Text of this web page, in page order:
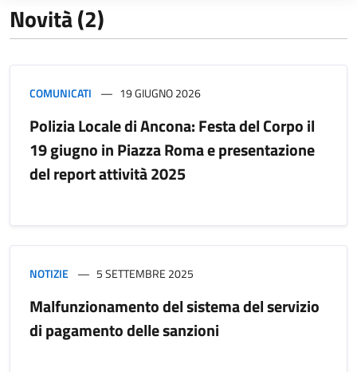
Novità (2)
COMUNICATI 19 GIUGNO 2026
Polizia Locale di Ancona: Festa del Corpo il
19 giugno in Piazza Roma e presentazione
del report attività 2025
NOTIZIE 5 SETTEMBRE 2025
Malfunzionamento del sistema del servizio
di pagamento delle sanzioni